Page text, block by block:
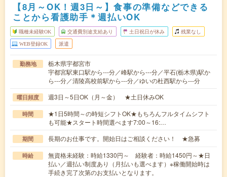
【8月～OK！週3日～】食事の準備などできる
ことから看護助手＊週払いOK
職種未経験OK 交通費別途支給あり 土日祝日が休み 残業なし
WEB登録OK 派遣
勤務地
栃木県宇都宮市
宇都宮駅東口駅から---分／峰駅から---分／平石(栃木県)駅か
ら---分／清陵高校前駅から---分／ゆいの杜西駅から---分
曜日頻度 週3日～5日OK（月～金） ★土日休みOK
時間
★1日5時間～の時短シフトOK★もちろんフルタイムシフト
も可能★スタート時間選べます7:00～16:…
期間 長期のお仕事です。開始日はご相談ください！ ★急募
時給
無資格未経験：時給1330円～ 経験者：時給1450円～★日
払い／週払い制度あり（月払いも選べます）※稼働開始時は
手続き完了次第のお支払いとなります。